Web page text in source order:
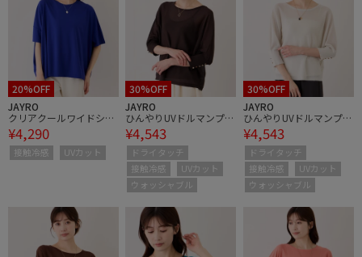
20%OFF
JAYRO
クリアクールワイドシル
エットプルオーバー
¥4,290
接触冷感 UVカット
30%OFF
JAYRO
ひんやりUVドルマンプル
オーバー
¥4,543
ドライタッチ
接触冷感
UVカット
ウォッシャブル
30%OFF
JAYRO
ひんやりUVドルマンプル
オーバー
¥4,543
ドライタッチ
接触冷感
UVカット
ウォッシャブル